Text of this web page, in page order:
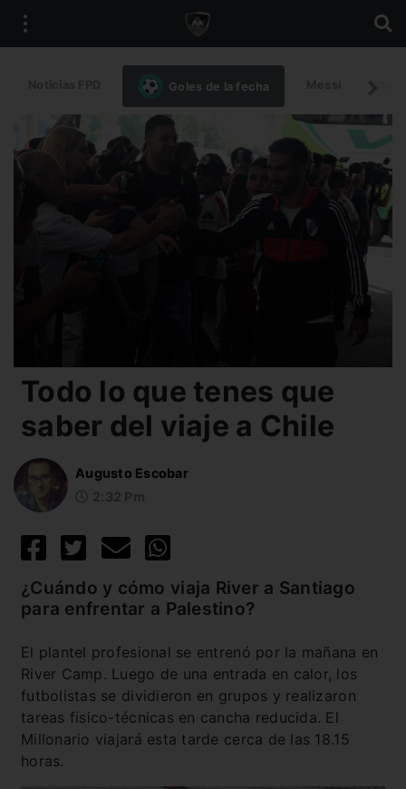
Goles de la fecha
Todo lo que tenes que
saber del viaje a Chile
Augusto Escobar
¿Cuándo y cómo viaja River a Santiago
para enfrentar a Palestino?
El plantel profesional se entrenó por la mañana en
River Camp. Luego de una entrada en calor, los
futbolistas se dividieron en grupos y realizaron
tareas físico-técnicas en cancha reducida. El
Millonario viajará esta tarde cerca de las 18.15
horas.